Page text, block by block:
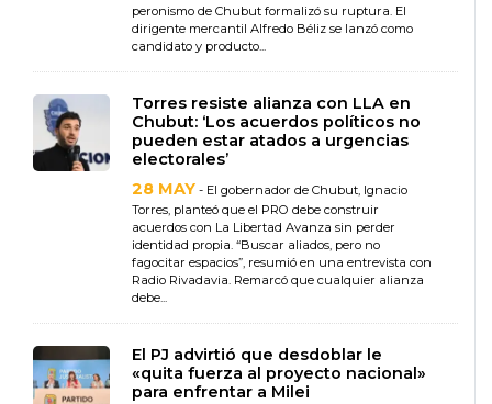
peronismo de Chubut formalizó su ruptura. El
dirigente mercantil Alfredo Béliz se lanzó como
candidato y producto...
Torres resiste alianza con LLA en
Chubut: ‘Los acuerdos políticos no
pueden estar atados a urgencias
electorales’
28 MAY - El gobernador de Chubut, Ignacio
Torres, planteó que el PRO debe construir
acuerdos con La Libertad Avanza sin perder
identidad propia. “Buscar aliados, pero no
fagocitar espacios”, resumió en una entrevista con
Radio Rivadavia. Remarcó que cualquier alianza
debe...
El PJ advirtió que desdoblar le
«quita fuerza al proyecto nacional»
para enfrentar a Milei